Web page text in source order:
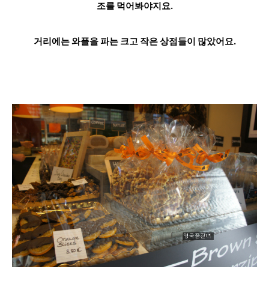
조를 먹어봐야지요.
거리에는 와플을 파는 크고 작은 상점들이 많았어요.